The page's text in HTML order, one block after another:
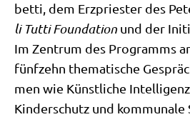
bet­ti, dem Erz­prie­ster des
li Tut­ti Foun­da­ti­on und der
Im Zen­trum des Pro­gramms
fünf­zehn the­ma­ti­sche
men wie Künst­li­che
Kin­der­schutz und